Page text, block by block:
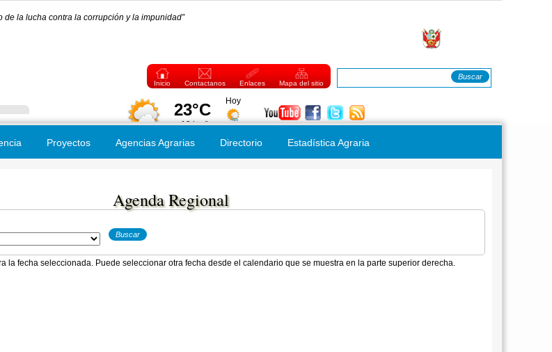
de la lucha contra la corrupción y la impunidad”
Inicio Contactanos Enlaces Mapa del sitio
FORMULARIO DE BÚSQUEDA
Buscar
Proyectos Agencias Agrarias Directorio Estadística Agraria
Agenda Regional
la fecha seleccionada. Puede seleccionar otra fecha desde el calendario que se muestra en la parte superior derecha.